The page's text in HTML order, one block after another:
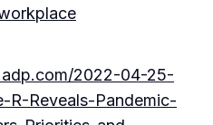
2022-04-25-
R-Reveals-Pandemic-